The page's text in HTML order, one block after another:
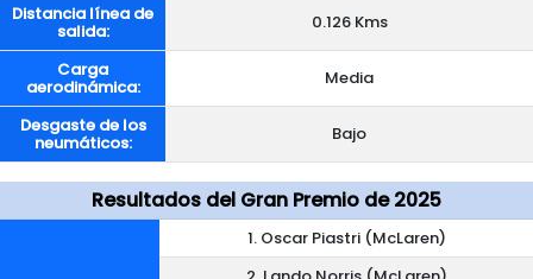
Distancia línea de
salida: 0.126 Kms
Carga
aerodinámica: Media
Desgaste de los
neumáticos: Bajo
Resultados del Gran Premio de 2025
1. Oscar Piastri (McLaren)